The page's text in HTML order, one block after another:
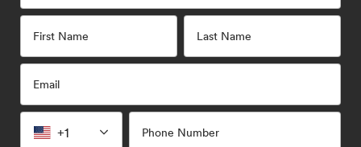
First Name Last Name
Email
+1 Phone Number